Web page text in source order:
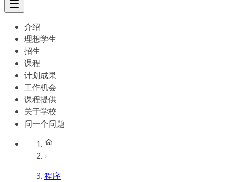
介绍
理想学生
招生
课程
计划成果
工作机会
课程提供
关于学校
问一个问题
程序